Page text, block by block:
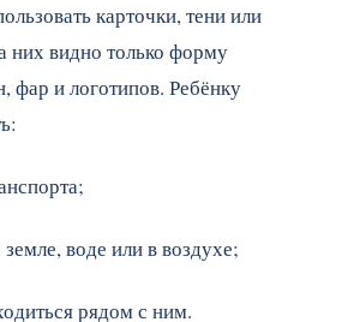
карточки, тени или
них видно только форму
фар и логотипов. Ребёнку
воде или в воздухе;
рядом с ним.